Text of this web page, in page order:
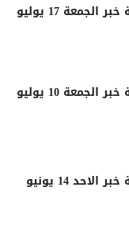
موجز الأخبار من وكالة خبر الجمعة 17 يوليو
موجز الأخبار من وكالة خبر الجمعة 10 يوليو
موجز الأخبار من وكالة خبر الاحد 14 يونيو